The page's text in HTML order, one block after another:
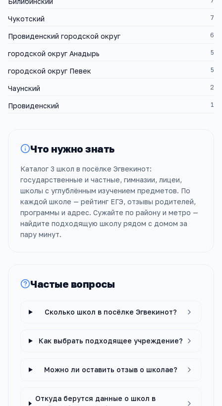
Чукотский 7
Провиденский городской округ 6
городской округ Анадырь 5
городской округ Певек 5
Чаунский 2
Провиденский 1
Что нужно знать
Каталог 3 школ в посёлке Эгвекинот:
государственные и частные, гимназии, лицеи,
школы с углублённым изучением предметов. По
каждой школе — рейтинг ЕГЭ, отзывы родителей,
программы и адрес. Сужайте по району и метро —
найдите подходящую школу рядом с домом за
пару минут.
Частые вопросы
Сколько школ в посёлке Эгвекинот?
Как выбрать подходящее учреждение?
Можно ли оставить отзыв о школае?
Откуда берутся данные о школ в